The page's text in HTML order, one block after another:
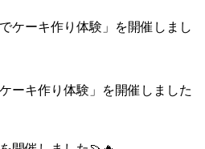
ーキ作り体験」を開催しました